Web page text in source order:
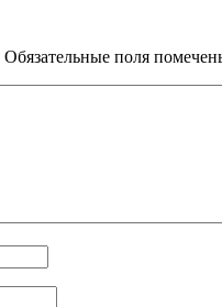
Обязательные поля